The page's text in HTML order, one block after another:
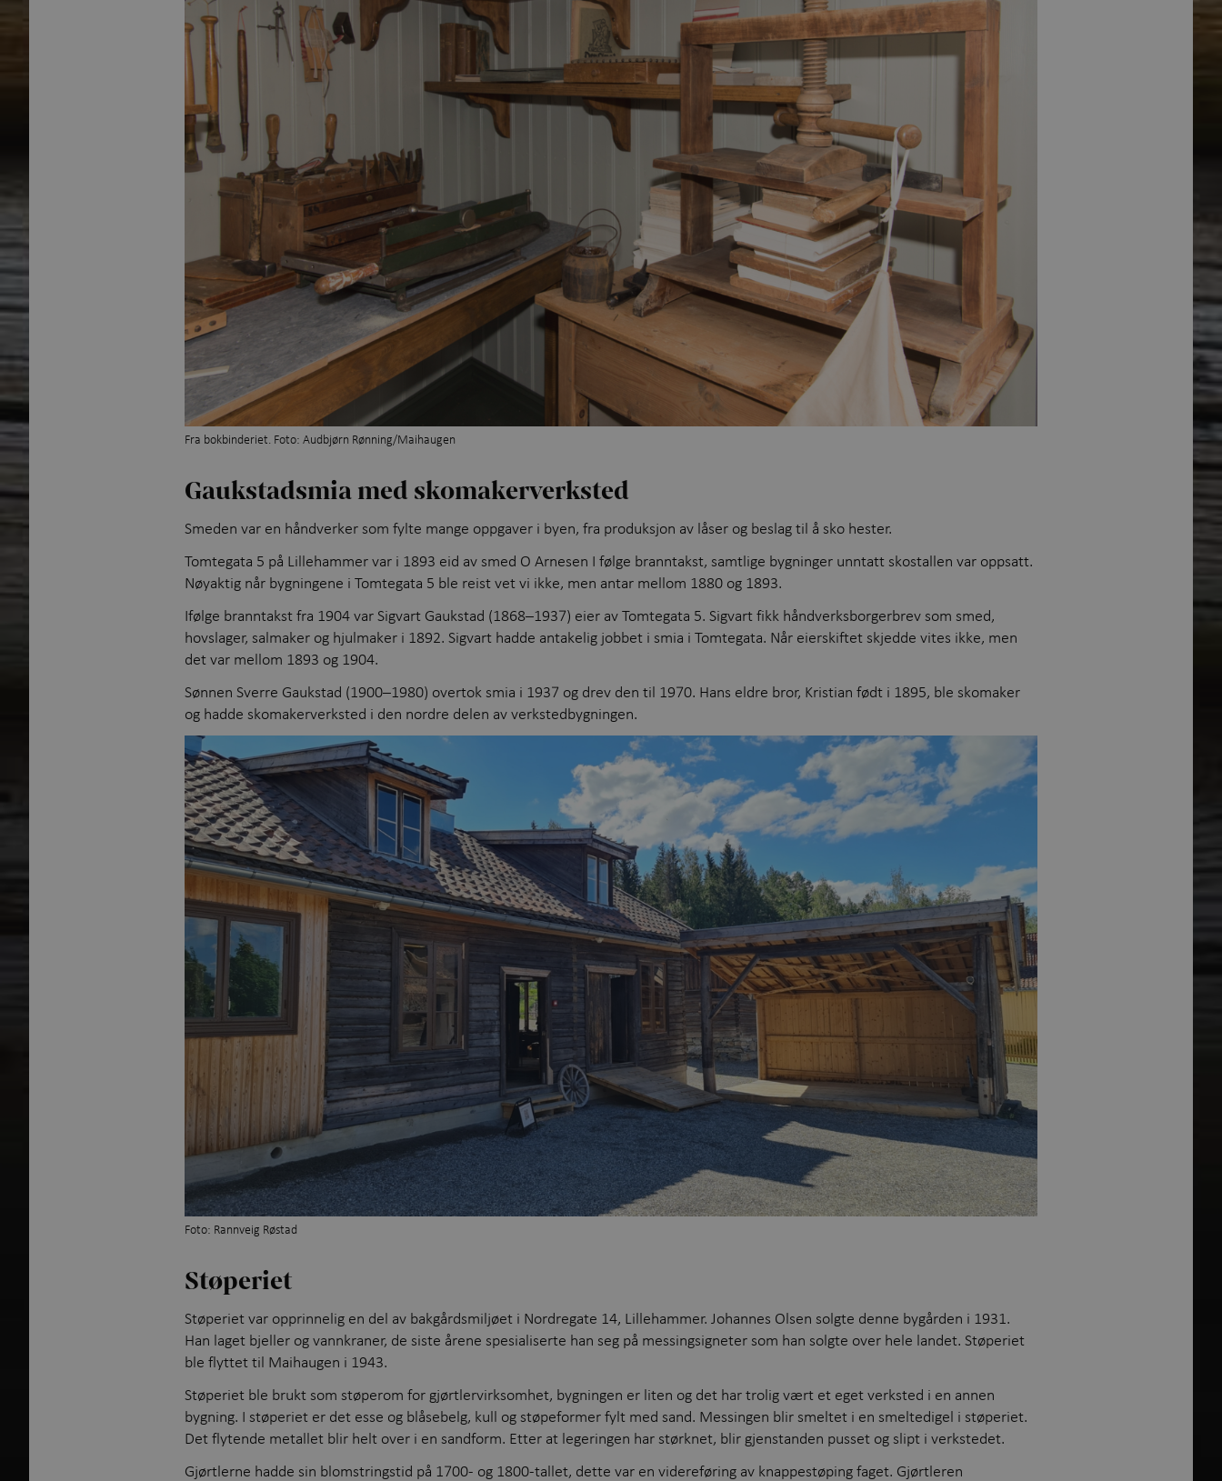
Fra bokbinderiet. Foto: Audbjørn Rønning/Maihaugen
Gaukstadsmia med skomakerverksted
Smeden var en håndverker som fylte mange oppgaver i byen, fra produksjon av låser og beslag til å sko hester.
Tomtegata 5 på Lillehammer var i 1893 eid av smed O Arnesen I følge branntakst, samtlige bygninger unntatt skostallen var oppsatt.
Nøyaktig når bygningene i Tomtegata 5 ble reist vet vi ikke, men antar mellom 1880 og 1893.
Ifølge branntakst fra 1904 var Sigvart Gaukstad (1868–1937) eier av Tomtegata 5. Sigvart fikk håndverksborgerbrev som smed,
hovslager, salmaker og hjulmaker i 1892. Sigvart hadde antakelig jobbet i smia i Tomtegata. Når eierskiftet skjedde vites ikke, men
det var mellom 1893 og 1904.
Sønnen Sverre Gaukstad (1900–1980) overtok smia i 1937 og drev den til 1970. Hans eldre bror, Kristian født i 1895, ble skomaker
og hadde skomakerverksted i den nordre delen av verkstedbygningen.
Foto: Rannveig Røstad
Støperiet
Støperiet var opprinnelig en del av bakgårdsmiljøet i Nordregate 14, Lillehammer. Johannes Olsen solgte denne bygården i 1931.
Han laget bjeller og vannkraner, de siste årene spesialiserte han seg på messingsigneter som han solgte over hele landet. Støperiet
ble flyttet til Maihaugen i 1943.
Støperiet ble brukt som støperom for gjørtlervirksomhet, bygningen er liten og det har trolig vært et eget verksted i en annen
bygning. I støperiet er det esse og blåsebelg, kull og støpeformer fylt med sand. Messingen blir smeltet i en smeltedigel i støperiet.
Det flytende metallet blir helt over i en sandform. Etter at legeringen har størknet, blir gjenstanden pusset og slipt i verkstedet.
Gjørtlerne hadde sin blomstringstid på 1700- og 1800-tallet, dette var en videreføring av knappestøping faget. Gjørtleren